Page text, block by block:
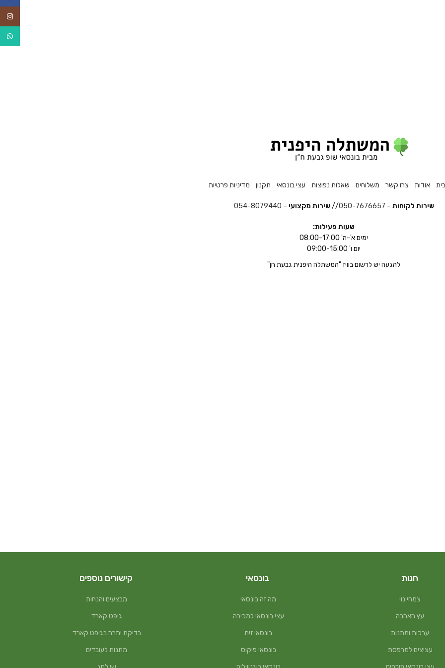
אודות צרו קשר משלוחים שאלות נפוצות עצי בונסאי תקנון מדיניות פרטיות
שירות לקוחות –
050-7676657
//שירות מקצועי –
054-8079440
שעות פעילות:
ימים א'-ה' 08:00-17:00
יום ו' 09:00-15:00
להגעה יש לרשום בוויז "המשתלה היפנית גבעת חן"
חנות
צמחי נוי
עץ האהבה
ערכות ומתנות
עציצים למרפסת
בונסאי
מה זה בונסאי
עצי בונסאי למכירה
בונסאי זית
בונסאי פיקוס
קישורים נוספים
מבצעים והנחות
גיפט קארד
בדיקת יתרה בגיפט קארד
מתנות לעובדים